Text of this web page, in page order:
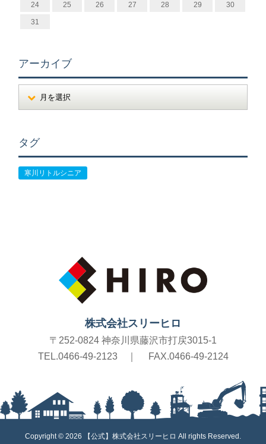
24 25 26 27 28 29 30
31
アーカイブ
タグ
寒川リトルシニア
株式会社スリーヒロ
〒252-0824 神奈川県藤沢市打戻3015-1
TEL.0466-49-2123｜ FAX.0466-49-2124
Copyright © 2026 【公式】株式会社スリーヒロ All rights Reserved.